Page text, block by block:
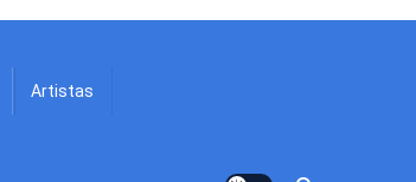
Artistas